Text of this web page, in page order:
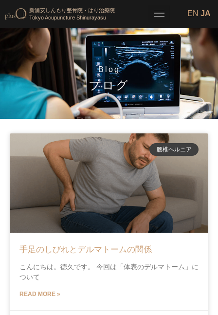
新浦安しんもり整骨院・はり治療院
Tokyo Acupuncture Shinurayasu
Blog
ブログ
腰椎ヘルニア
手足のしびれとデルマトームの関係
こんにちは。徳久です。 今回は「体表のデルマトーム」に
ついて
READ MORE »
EN JA